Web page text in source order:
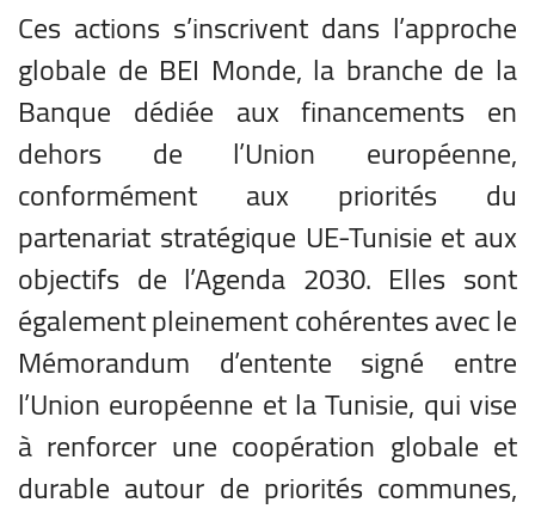
Ces actions s’inscrivent dans l’approche
globale de BEI Monde, la branche de la
Banque dédiée aux financements en
dehors de l’Union européenne,
conformément aux priorités du
partenariat stratégique UE-Tunisie et aux
objectifs de l’Agenda 2030. Elles sont
également pleinement cohérentes avec le
Mémorandum d’entente signé entre
l’Union européenne et la Tunisie, qui vise
à renforcer une coopération globale et
durable autour de priorités communes,